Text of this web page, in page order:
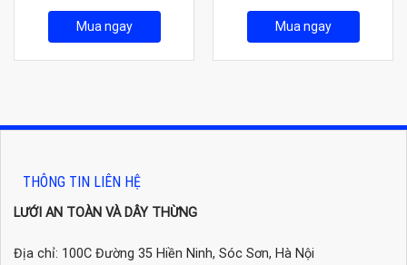
là:
180.000₫.
Mua ngay
là:
200.000₫.
Mua ngay
THÔNG TIN LIÊN HỆ
LƯỚI AN TOÀN VÀ DÂY THỪNG
Địa chỉ: 100C Đường 35 Hiền Ninh, Sóc Sơn, Hà Nội